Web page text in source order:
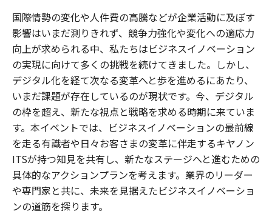
国際情勢の変化や人件費の高騰などが企業活動に及ぼす
影響はいまだ測りきれず、競争力強化や変化への適応力
向上が求められる中、私たちはビジネスイノベーション
の実現に向けて多くの挑戦を続けてきました。しかし、
デジタル化を経て次なる変革へと歩を進めるにあたり、
いまだ課題が存在しているのが現状です。今、デジタル
の枠を超え、新たな視点と戦略を求める時期に来ていま
す。本イベントでは、ビジネスイノベーションの最前線
を走る有識者や日々お客さまの変革に伴走するキヤノン
ITSが持つ知見を共有し、新たなステージへと進むための
具体的なアクションプランを考えます。業界のリーダー
や専門家と共に、未来を見据えたビジネスイノベーショ
ンの道筋を探ります。